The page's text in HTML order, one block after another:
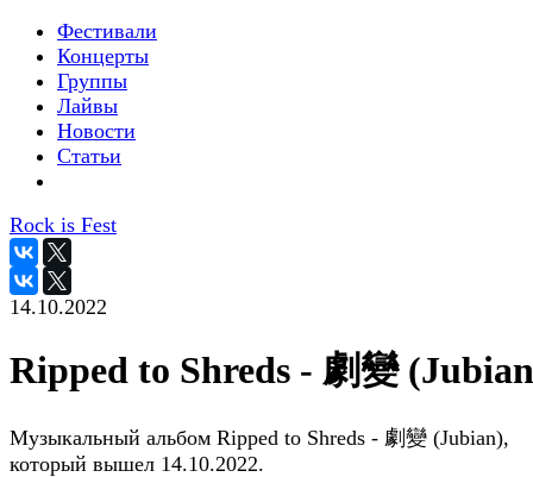
Фестивали
Концерты
Группы
Лайвы
Новости
Статьи
Rock is Fest
14.10.2022
Ripped to Shreds - 劇變
Музыкальный альбом Ripped to Shreds - 劇變 (Jubian),
который вышел 14.10.2022.